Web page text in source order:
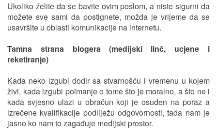
Ukoliko želite da se bavite ovim poslom, a niste sigurni da
možete sve sami da postignete, možda je vrijeme da se
usavršite u oblasti komunikacije na internetu.
Tamna strana blogera (medijski linč, ucjene i
reketiranje)
Kada neko izgubi dodir sa stvarnošću i vremenu u kojem
živi, kada izgubi poimanje o tome što je moralno, a što ne i
kada svjesno ulazi u obračun koji je osuđen na poraz a
izrečene kvalifikacije podliježu odgovornosti, tada nam je
jasno ko nam to zagađuje medijski prostor.